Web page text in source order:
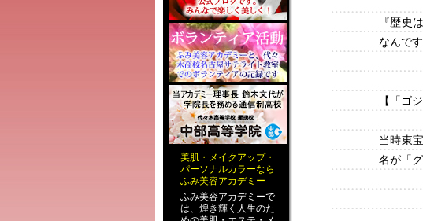
美肌 ・ メイクアップ・
パーソナルカラーなら
ふみ美容アカデミー
ふみ美容アカデミーで
は、煌き輝く人生のた
『歴史
なんで
【「ゴ
当時東
名が「